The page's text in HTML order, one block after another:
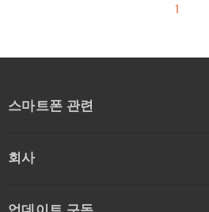
1
스마트폰 관련
회사